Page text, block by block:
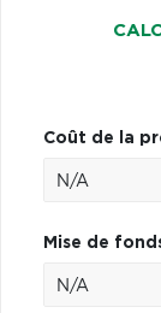
Coût de la
Mise de